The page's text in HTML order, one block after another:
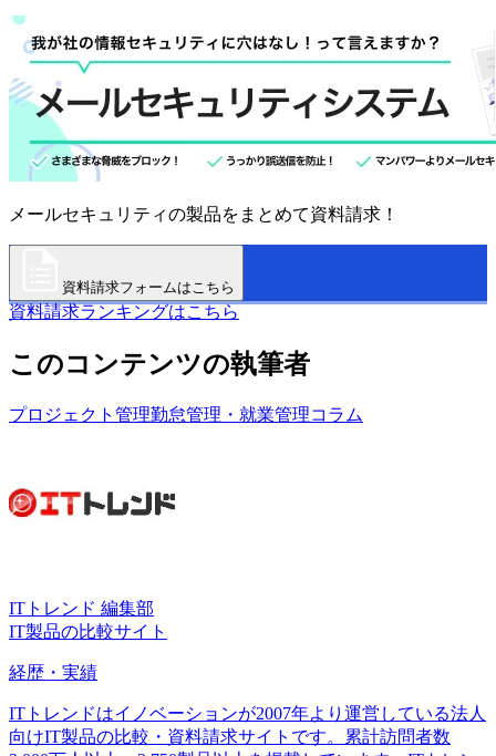
メールセキュリティの製品をまとめて資料請求！
資料請求フォームはこちら
資料請求ランキングはこちら
このコンテンツの執筆者
プロジェクト管理勤怠管理・就業管理コラム
ITトレンド 編集部
IT製品の比較サイト
経歴・実績
ITトレンドはイノベーションが2007年より運営している法人
向けIT製品の比較・資料請求サイトです。累計訪問者数